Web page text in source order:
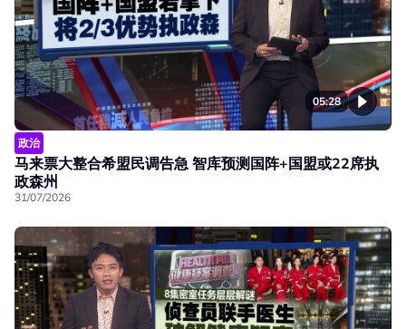
05:28
政治
马来票大整合希盟民调告急 智库预测国阵+国盟或22席执
政森州
31/07/2026